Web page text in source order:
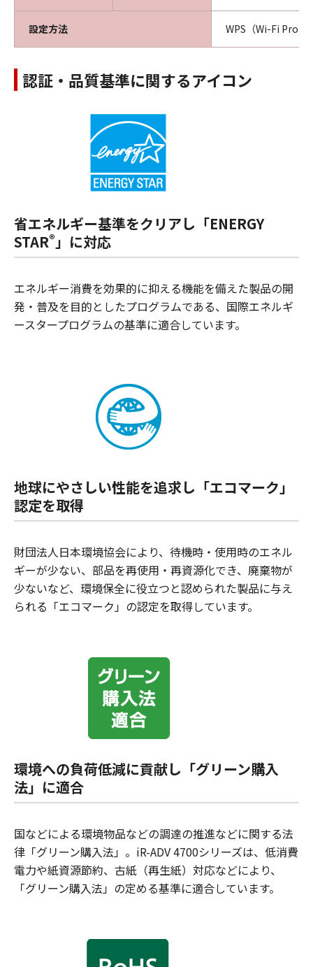
設定方法 WPS（Wi-Fi
認証・品質基準に関するアイコン
省エネルギー基準をクリアし「ENERGY
STAR®」に対応
エネルギー消費を効果的に抑える機能を備えた製品の開
発・普及を目的としたプログラムである、国際エネルギ
ースタープログラムの基準に適合しています。
地球にやさしい性能を追求し「エコマーク」
認定を取得
財団法人日本環境協会により、待機時・使用時のエネル
ギーが少ない、部品を再使用・再資源化でき、廃棄物が
少ないなど、環境保全に役立つと認められた製品に与え
られる「エコマーク」の認定を取得しています。
環境への負荷低減に貢献し「グリーン購入
法」に適合
国などによる環境物品などの調達の推進などに関する法
律「グリーン購入法」。iR-ADV 4700シリーズは、低消費
電力や紙資源節約、古紙（再生紙）対応などにより、
「グリーン購入法」の定める基準に適合しています。